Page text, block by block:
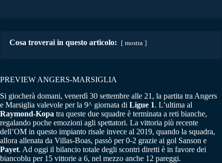
Cosa troverai in questo articolo: mostra
PREVIEW ANGERS-MARSIGLIA
Si giocherà domani, venerdì 30 settembre alle 21, la partita tra Angers
e Marsiglia valevole per la 9^ giornata di Ligue 1. L’ultima al
Raymond-Kopa tra queste due squadre è terminata a reti bianche,
regalando poche emozioni agli spettatori. La vittoria più recente
dell’OM in questo impianto risale invece al 2019, quando la squadra,
allora allenata da Villas-Boas, passò per 0-2 grazie ai gol Sanson e
Payet. Ad oggi il bilancio totale degli scontri diretti è in favore dei
biancoblu per 15 vittorie a 6, nel mezzo anche 12 pareggi.